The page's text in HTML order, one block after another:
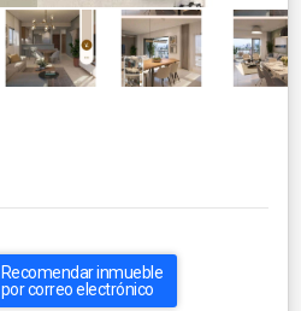
Recomendar inmueble
por correo electrónico